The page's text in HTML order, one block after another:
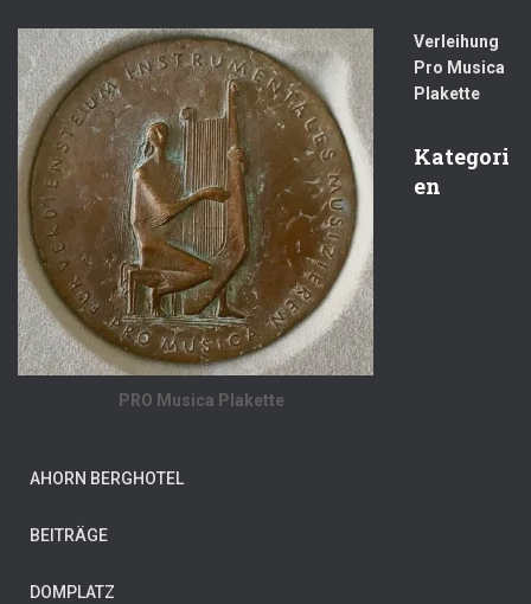
PRO Musica Plakette
Verleihung
Pro Musica
Plakette
Kategori
en
AHORN BERGHOTEL
BEITRÄGE
DOMPLATZ